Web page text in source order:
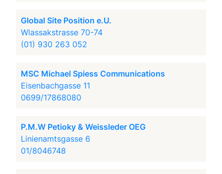
Global Site Position e.U.
Wlassakstrasse 70-74
(01) 930 263 052
MSC Michael Spiess Communications
Eisenbachgasse 11
0699/17868080
P.M.W Petioky & Weissleder OEG
Linienamtsgasse 6
01/8046748